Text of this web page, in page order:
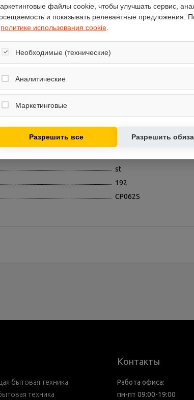
есть
сенсорное
st
192
CP062S
бытовая техника
техника
Контакты
Работа офиса:
пн-пт 09:00-19:00
файлы cookie, чтобы улучшать сервис,
и показывать релевантные предложения.
политике использования cookie
Необходимые (технические)
Обеспечивают корректную работу сайта: оформление
вход в личный кабинет. Без них основные функции могут быть
Аналитические
Собирают обезличенную информацию о посещениях и
сайта (например, счётчики аналитики), помогают улучшать
Маркетинговые
Разрешить все Разрешить